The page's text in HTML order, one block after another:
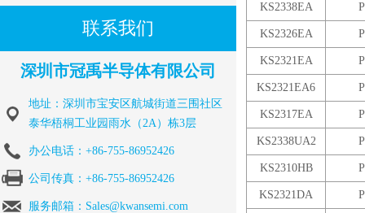
联系我们
深圳市冠禹半导体有限公司
地址：深圳市宝安区航城街道三围社区
泰华梧桐工业园雨水（2A）栋3层
办公电话：+86-755-86952426
公司传真：+86-755-86952426
服务邮箱：Sales@kwansemi.com
KS2338EA P
KS2326EA P
KS2321EA P
KS2321EA6 P
KS2317EA P
KS2338UA2 P
KS2310HB P
KS2321DA P